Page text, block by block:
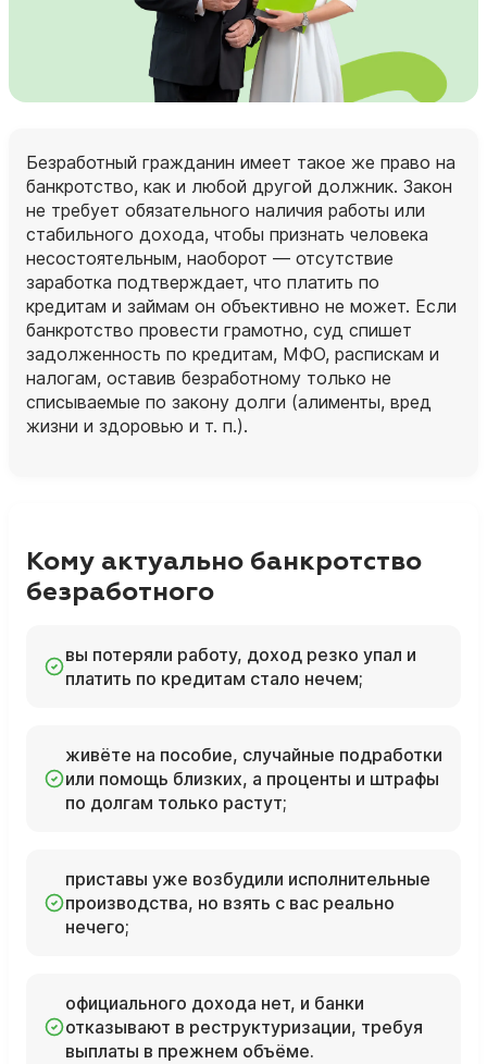
Безработный гражданин имеет такое же право на
банкротство, как и любой другой должник. Закон
не требует обязательного наличия работы или
стабильного дохода, чтобы признать человека
несостоятельным, наоборот — отсутствие
заработка подтверждает, что платить по
кредитам и займам он объективно не может. Если
банкротство провести грамотно, суд спишет
задолженность по кредитам, МФО, распискам и
налогам, оставив безработному только не
списываемые по закону долги (алименты, вред
жизни и здоровью и т. п.).
Кому актуально банкротство
безработного
вы потеряли работу, доход резко упал и
платить по кредитам стало нечем;
живёте на пособие, случайные подработки
или помощь близких, а проценты и штрафы
по долгам только растут;
приставы уже возбудили исполнительные
производства, но взять с вас реально
нечего;
официального дохода нет, и банки
отказывают в реструктуризации, требуя
выплаты в прежнем объёме.